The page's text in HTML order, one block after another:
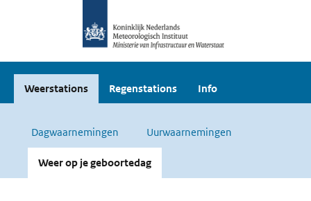
Weerstations Regenstations Info
Dagwaarnemingen Uurwaarnemingen
Weer op je geboortedag